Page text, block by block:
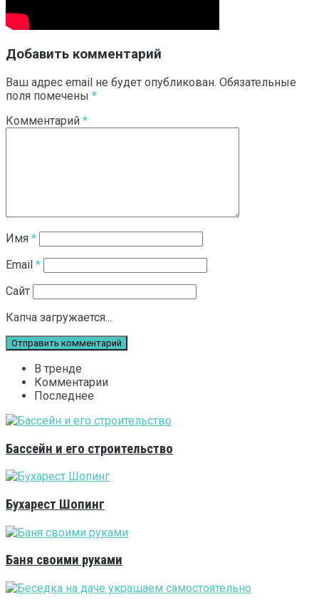
Добавить комментарий
Ваш адрес email не будет опубликован. Обязательные
поля помечены *
Комментарий *
Имя *
Email *
Сайт
Капча загружается...
В тренде
Комментарии
Последнее
Бассейн и его строительство
Бухарест Шопинг
Баня своими руками